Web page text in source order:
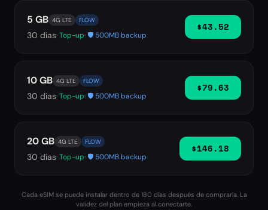
5 GB 4G LTE FLOW
30 días· Top-up· 🛡️ 500MB backup
$43.52
10 GB 4G LTE FLOW
30 días· Top-up· 🛡️ 500MB backup
$79.63
20 GB 4G LTE FLOW
30 días· Top-up· 🛡️ 500MB backup
$146.18
Cada eSIM se puede instalar dentro de 180 días después de comprarla. La
validez del plan empieza al conectarte.